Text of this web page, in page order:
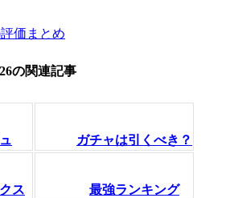
価まとめ
の関連記事
ガチャは引くべき？
ス 最強ランキング